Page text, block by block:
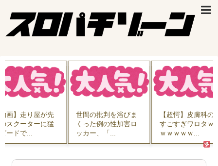
画】走り屋が先
スクーターに猛
ードで...
世間の批判を浴びま
くった例の性加害ロ
ッカー、「...
【超愕】皮膚科の
すごすぎワロタｗ
ｗｗｗｗｗ...